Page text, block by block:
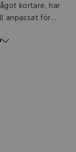
kortare, har
anpassat för
2 av 6.